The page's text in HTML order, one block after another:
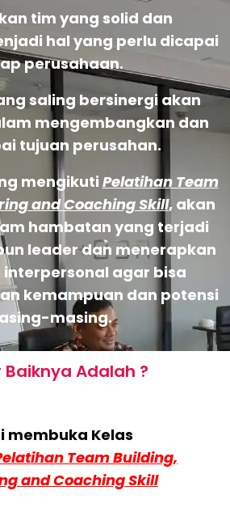
tim yang solid dan
hal yang perlu dicapai
perusahaan.
saling bersinergi akan
mengembangkan dan
tujuan perusahan.
mengikuti Pelatihan Team
and Coaching Skill, akan
hambatan yang terjadi
leader dan menerapkan
interpersonal agar bisa
kemampuan dan potensi
masing.
Baiknya Adalah ?
membuka Kelas
Team Building,
and Coaching Skill